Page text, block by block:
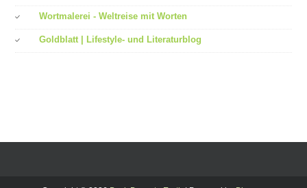
Wortmalerei - Weltreise mit Worten
Goldblatt | Lifestyle- und Literaturblog